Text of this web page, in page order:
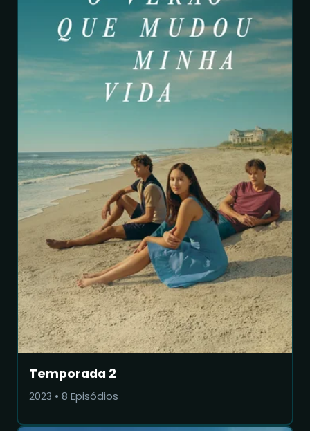
Temporada 2
2023 • 8 Episódios